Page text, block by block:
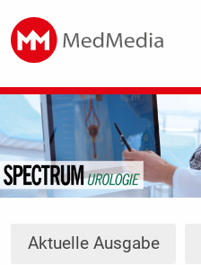
Aktuelle Ausgabe